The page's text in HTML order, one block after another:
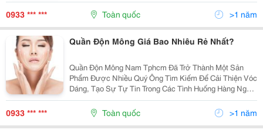
Cầu Ngày Càng Cao, Các Mẫu Quần Độn Mông Dành
Riêng Cho...
0933 *** *** Toàn quốc >1 năm
Quần Độn Mông Giá Bao Nhiêu Rẻ Nhất?
Quần Độn Mông Nam Tphcm Đã Trở Thành Một Sản
Phẩm Được Nhiều Quý Ông Tìm Kiếm Để Cải Thiện Vóc
Dáng, Tạo Sự Tự Tin Trong Các Tình Huống Hàng Ngày
Hay Trong Những Buổi Gặp Gỡ Quan Trọng. Với Nhu
Cầu Ngày Càng Cao, Các Mẫu Quần Độn Mông Dành
Riêng Cho...
0933 *** *** Toàn quốc >1 năm